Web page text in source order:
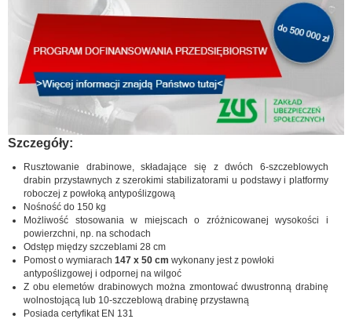
Szczegóły:
Rusztowanie drabinowe, składające się z dwóch 6-szczeblowych
drabin przystawnych z szerokimi stabilizatorami u podstawy i platformy
roboczej z powłoką antypoślizgową
Nośność do 150 kg
Możliwość stosowania w miejscach o zróżnicowanej wysokości i
powierzchni, np. na schodach
Odstęp między szczeblami 28 cm
Pomost o wymiarach 147 x 50 cm wykonany jest z powłoki
antypoślizgowej i odpornej na wilgoć
Z obu elemetów drabinowych można zmontować dwustronną drabinę
wolnostojącą lub 10-szczeblową drabinę przystawną
Posiada certyfikat EN 131